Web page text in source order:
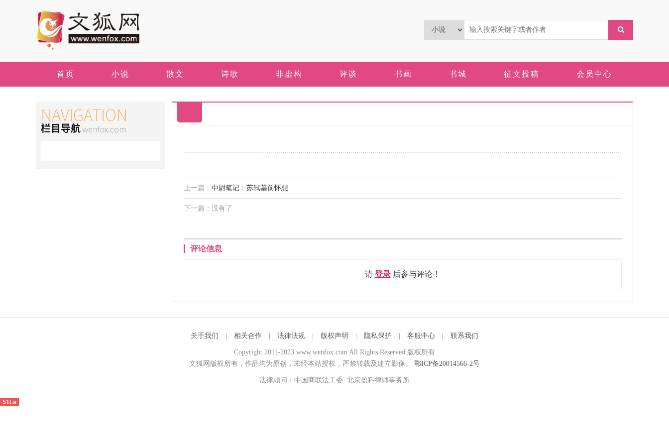
首页 小说 散文 诗歌 非虚构 评谈 书画 书城 征文投稿 会员中心
上一篇： 中尉笔记：苏轼墓前怀想
下一篇：没有了
评论信息
请 登录后参与评论！
关于我们 相关合作 法律法规 版权声明 隐私保护 客服中心 联系我们
Copyright 2011-2023 www.wenfox.com All Rights Reserved 版权所有
文狐网版权所有，作品均为原创，未经本站授权，严禁转载及建立影像。 鄂ICP备20014566-2号
法律顾问：中国商联法工委 北京盈科律师事务所
51La